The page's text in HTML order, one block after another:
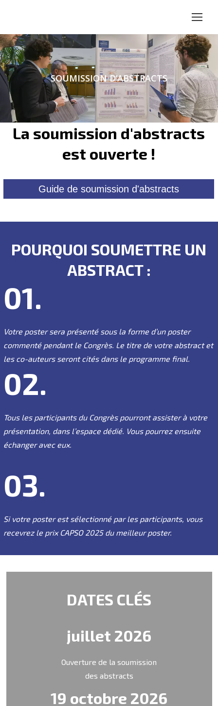
SOUMISSION D’ABSTRACTS
La soumission d'abstracts
est ouverte !
Guide de soumission d'abstracts
POURQUOI SOUMETTRE UN
ABSTRACT :
01.
Votre poster sera présenté sous la forme d’un poster
commenté pendant le Congrès. Le titre de votre abstract et
les co-auteurs seront cités dans le programme final.
02.
Tous les participants du Congrès pourront assister à votre
présentation, dans l’espace dédié. Vous pourrez ensuite
échanger avec eux.
03.
Si votre poster est sélectionné par les participants, vous
recevrez le prix CAPSO 2025 du meilleur poster.
DATES CLÉS
juillet 2026
Ouverture de la soumission
des abstracts
19 octobre 2026